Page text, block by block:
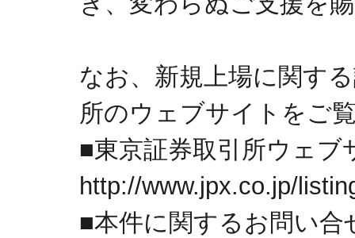
なお、新規上場に関す
所のウェブサイトをご
■東京証券取引所ウェブ
http://www.jpx.co.jp/
■本件に関するお問い